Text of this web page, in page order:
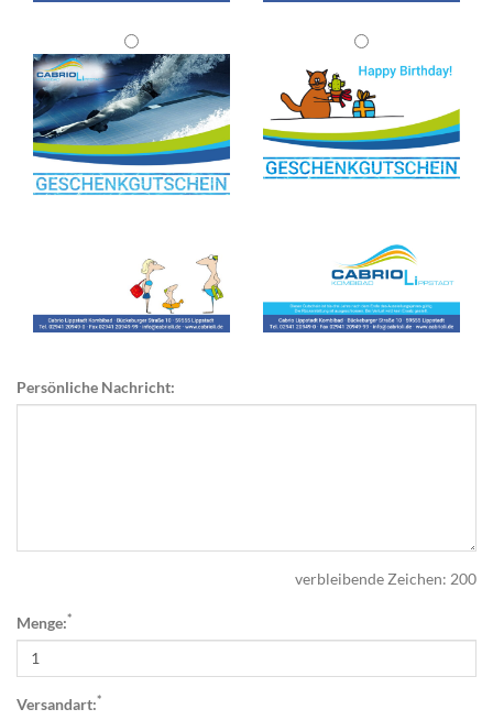
Persönliche Nachricht:
verbleibende Zeichen: 200
Menge:*
Versandart:*